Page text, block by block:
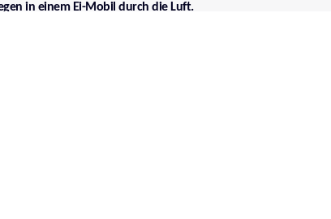
in einem Ei-Mobil durch die Luft.